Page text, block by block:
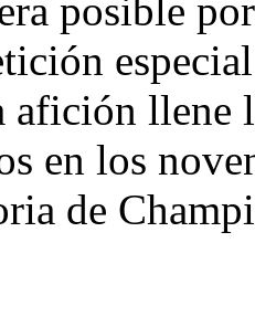
posible
afición llene
en los
de